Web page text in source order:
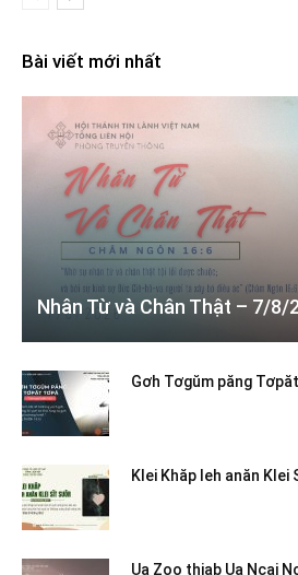
Bài viết mới nhất
Nhân Từ và Chân Thật – 7/8/
Gơh Tơgŭm păng
Klei Khăp leh anăn
Ua Zoo thiab Ua Ncaj